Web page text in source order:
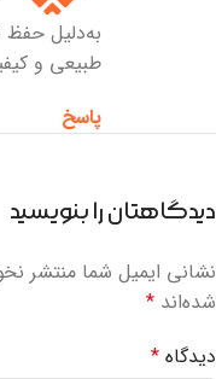
به‌دلیل حفظ
طبیعی و
پاسخ
دیدگاهتان را بنویسید
نشانی ایمیل شما منتشر
شده‌اند *
دیدگاه *